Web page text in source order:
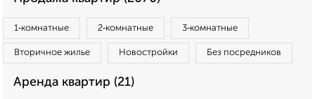
1‑комнатные 2‑комнатные 3‑комнатные
Вторичное жилье Новостройки Без посредников
Аренда квартир (21)